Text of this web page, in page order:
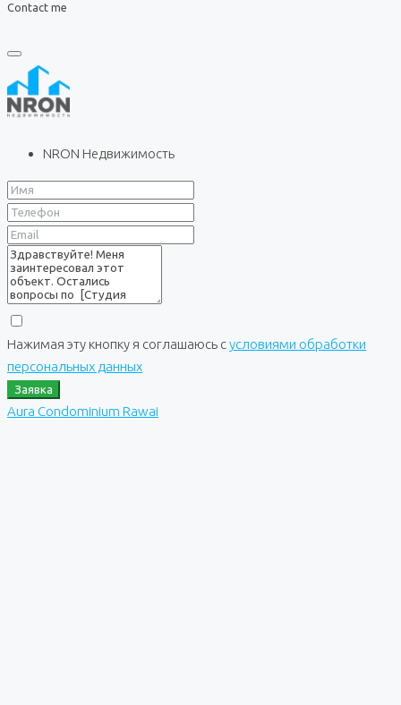
Contact me
NRON Недвижимость
Нажимая эту кнопку я соглашаюсь сусловиями обработки
персональных данных
Заявка
Aura Condominium Rawai